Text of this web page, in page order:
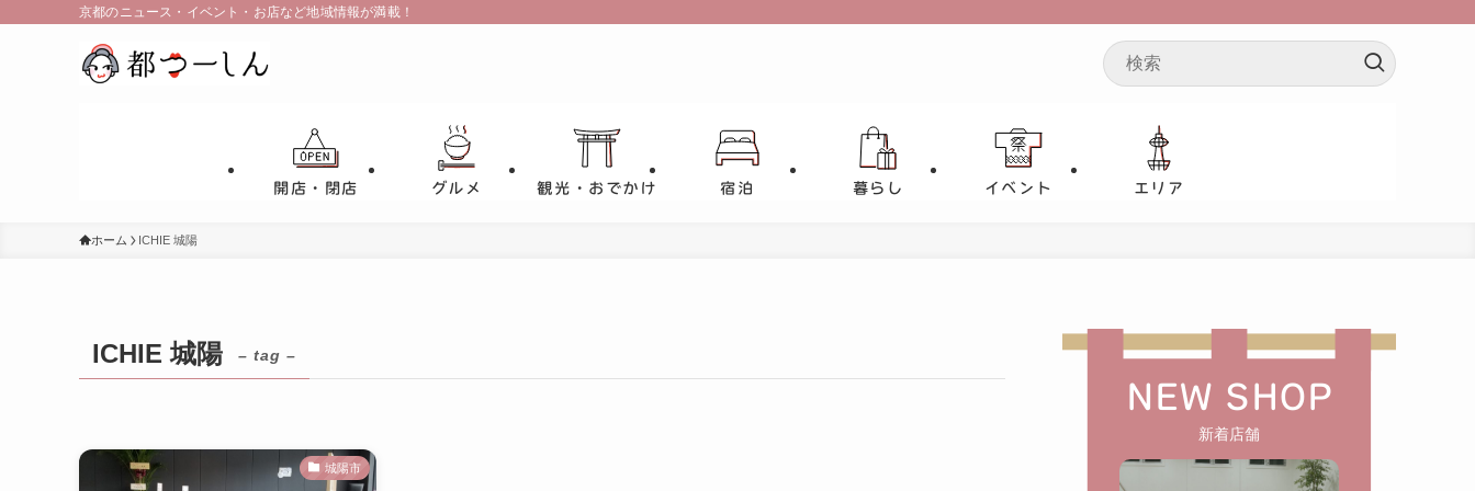
京都のニュース・イベント・お店など地域情報が満載！
開店・閉店 グルメ 観光・おでかけ 宿泊 暮らし イベント エリア
ホーム ICHIE 城陽
ICHIE 城陽 – tag –
城陽市
NEW SHOP
新着店舗